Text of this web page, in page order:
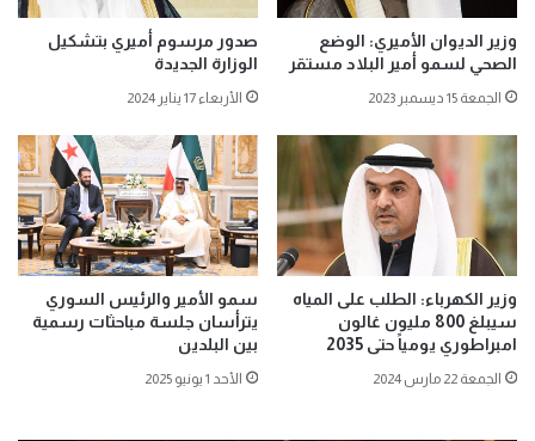
وزير الديوان الأميري: الوضع
الصحي لسمو أمير البلاد مستقر
الجمعة 15 ديسمبر 2023
صدور مرسوم أميري بتشكيل
الوزارة الجديدة
الأربعاء 17 يناير 2024
وزير الكهرباء: الطلب على المياه
سيبلغ 800 مليون غالون
امبراطوري يومياً حتى 2035
الجمعة 22 مارس 2024
سمو الأمير والرئيس السوري
يترأسان جلسة مباحثات رسمية
بين البلدين
الأحد 1 يونيو 2025